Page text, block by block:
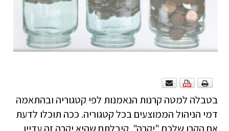
בטבלה למטה קרנות הנאמנות לפי קטגוריה ובהתאמה
דמי הניהול הממוצעים בכל קטגוריה. ככה תוכלו לדעת